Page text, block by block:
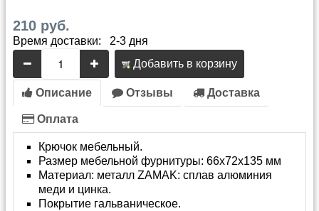
210 руб.
Время доставки: 2-3 дня
Добавить в корзину
Описание Отзывы Доставка
Оплата
Крючок мебельный.
Размер мебельной фурнитуры: 66х72х135 мм
Материал: металл ZAMAK: сплав алюминия
меди и цинка.
Покрытие гальваническое.